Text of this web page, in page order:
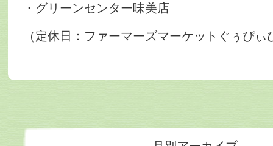
・グリーンセンター味美店
（定休日：ファーマーズマーケットぐぅぴぃ